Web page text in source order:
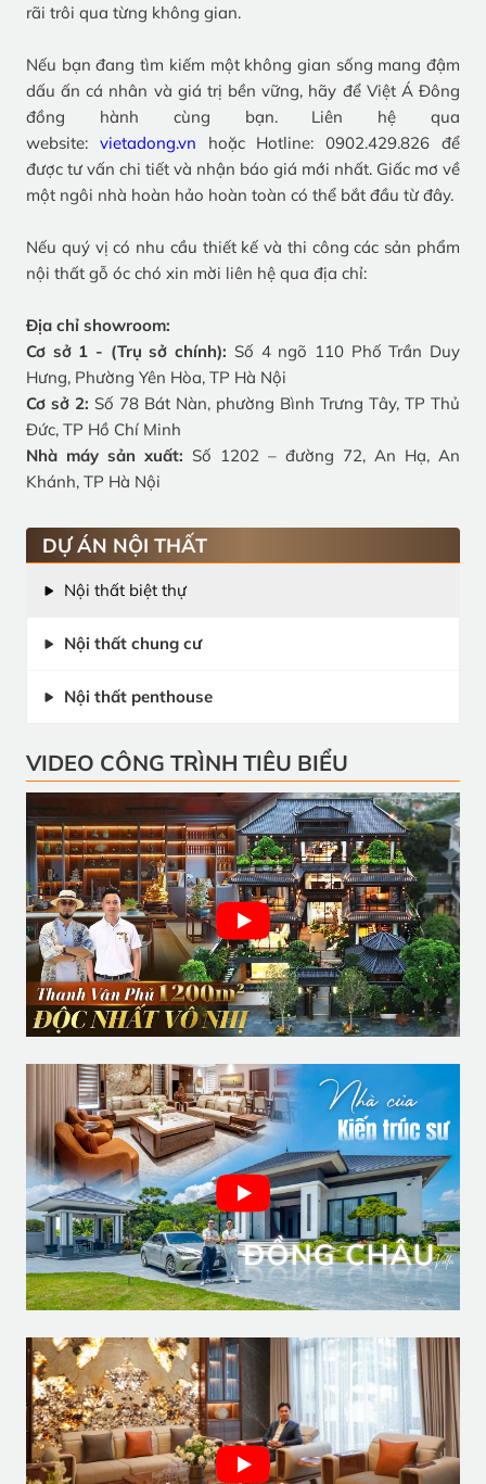
rãi trôi qua từng không gian.
Nếu bạn đang tìm kiếm một không gian sống mang đậm
dấu ấn cá nhân và giá trị bền vững, hãy để Việt Á Đông
đồng hành cùng bạn. Liên hệ qua
website: vietadong.vn hoặc Hotline: 0902.429.826 để
được tư vấn chi tiết và nhận báo giá mới nhất. Giấc mơ về
một ngôi nhà hoàn hảo hoàn toàn có thể bắt đầu từ đây.
Nếu quý vị có nhu cầu thiết kế và thi công các sản phẩm
nội thất gỗ óc chó xin mời liên hệ qua địa chỉ:
Địa chỉ showroom:
Cơ sở 1 - (Trụ sở chính): Số 4 ngõ 110 Phố Trần Duy
Hưng, Phường Yên Hòa, TP Hà Nội
Cơ sở 2: Số 78 Bát Nàn, phường Bình Trưng Tây, TP Thủ
Đức, TP Hồ Chí Minh
Nhà máy sản xuất: Số 1202 – đường 72, An Hạ, An
Khánh, TP Hà Nội
DỰ ÁN NỘI THẤT
Nội thất biệt thự
Nội thất chung cư
Nội thất penthouse
VIDEO CÔNG TRÌNH TIÊU BIỂU